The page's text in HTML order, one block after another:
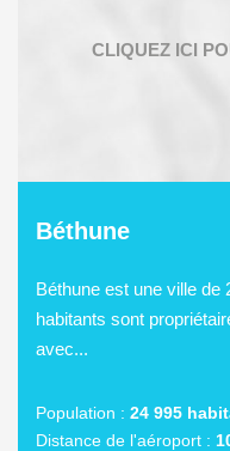
Béthune
Béthune est une ville de
habitants sont
avec...
Population : 24 995
Distance de l'aéroport :